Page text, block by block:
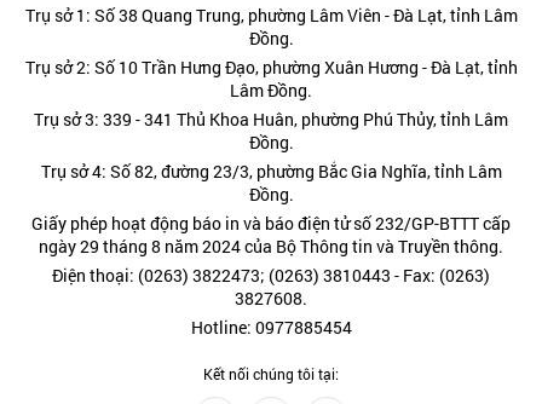
Trụ sở 1: Số 38 Quang Trung, phường Lâm Viên - Đà Lạt, tỉnh Lâm
Đồng.
Trụ sở 2: Số 10 Trần Hưng Đạo, phường Xuân Hương - Đà Lạt, tỉnh
Lâm Đồng.
Trụ sở 3: 339 - 341 Thủ Khoa Huân, phường Phú Thủy, tỉnh Lâm
Đồng.
Trụ sở 4: Số 82, đường 23/3, phường Bắc Gia Nghĩa, tỉnh Lâm
Đồng.
Giấy phép hoạt động báo in và báo điện tử số 232/GP-BTTT cấp
ngày 29 tháng 8 năm 2024 của Bộ Thông tin và Truyền thông.
Điện thoại: (0263) 3822473; (0263) 3810443 - Fax: (0263)
3827608.
Hotline: 0977885454
Kết nối chúng tôi tại: